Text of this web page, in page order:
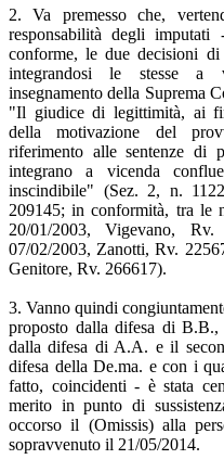
2. Va premesso che,
responsabilità degli
conforme, le due decisioni di
integrandosi le stesse a
insegnamento della Suprema
"Il giudice di legittimità, ai
della motivazione del
riferimento alle sentenze di
integrano a vicenda
inscindibile" (Sez. 2, n.
209145; in conformità, tra le
20/01/2003, Vigevano,
07/02/2003, Zanotti, Rv.
Genitore, Rv. 266617).
3. Vanno quindi
proposto dalla difesa di
dalla difesa di A.A. e il
difesa della De.ma. e con i
fatto, coincidenti - è stata
merito in punto di
occorso il (Omissis) alla
sopravvenuto il 21/05/2014.